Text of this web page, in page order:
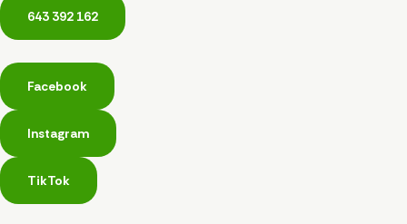
643 392 162
Facebook
Instagram
TikTok